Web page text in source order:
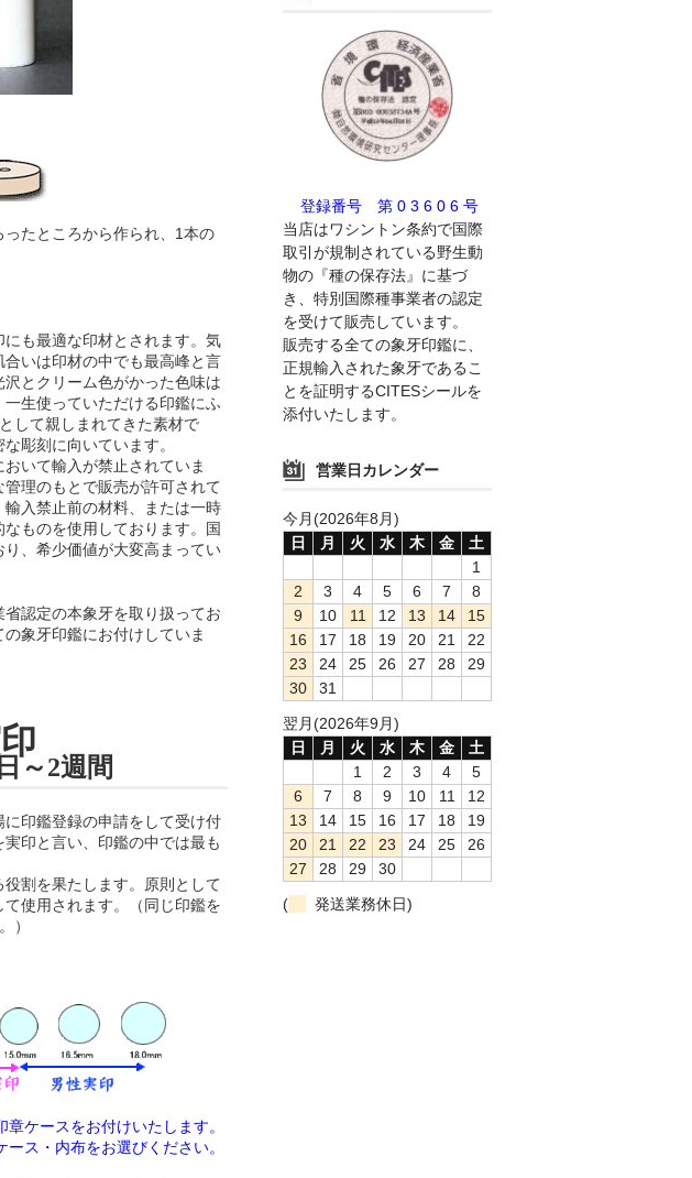
たところから作られ、1本の
も最適な印材とされます。気
合いは印材の中でも最高峰と言
とクリーム色がかった色味は
生使っていただける印鑑にふ
して親しまれてきた素材で
彫刻に向いています。
いて輸入が禁止されていま
理のもとで販売が許可されて
入禁止前の材料、または一時
ものを使用しております。国
、希少価値が大変高まってい
認定の本象牙を取り扱ってお
の象牙印鑑にお付けしていま
～2週間
印鑑登録の申請をして受け付
印と言い、印鑑の中では最も
割を果たします。原則として
使用されます。（同じ印鑑を
）
ケースをお付けいたします。
ース・内布をお選びください。
登録番号 第 0 3 6 0 6 号
当店はワシントン条約で国際
取引が規制されている野生動
物の『種の保存法』に基づ
き、特別国際種事業者の認定
を受けて販売しています。
販売する全ての象牙印鑑に、
正規輸入された象牙であるこ
とを証明するCITESシールを
添付いたします。
営業日カレンダー
今月(2026年8月)
日
月 火 水 木 金
土
1
2
3 4 5 6 7
8
9
10 11 12 13 14
15
16
17 18 19 20 21
22
23
24 25 26 27 28
29
30
31
翌月(2026年9月)
日
月 火 水 木 金
土
1
2 3 4
5
6
7 8 9 10 11
12
13
14 15 16 17 18
19
20
21 22 23 24 25
26
27
28 29
30
(
発送業務休日)